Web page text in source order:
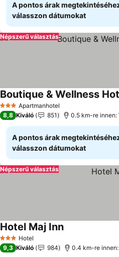
A pontos árak
válasszon dátumokat
Népszerű választás
3 KategóriaApartmanhotel
Boutique & Wellness
8,8 Kiváló 851 0.5 km-re innen:
A pontos árak
válasszon dátumokat
Népszerű választás
3 Kategória
Hotel
Hotel Maj InnÁrak
9,3 Kiváló 984 0.4 km-re